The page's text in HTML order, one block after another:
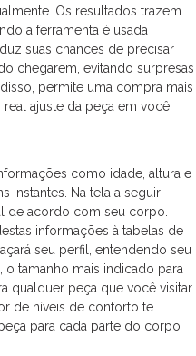
Os resultados trazem
a ferramenta é usada
suas chances de precisar
chegarem, evitando surpresas
permite uma compra mais
ajuste da peça em você.
como idade, altura e
instantes. Na tela a seguir
de acordo com seu corpo.
informações à tabelas de
seu perfil, entendendo seu
o tamanho mais indicado para
qualquer peça que você visitar.
de níveis de conforto te
para cada parte do corpo